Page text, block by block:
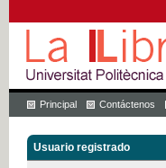
Principal Contáctenos
Usuario registrado